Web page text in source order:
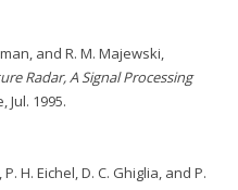
and R. M. Majewski,
Radar, A Signal Processing
Jul. 1995.
H. Eichel, D. C. Ghiglia, and P.